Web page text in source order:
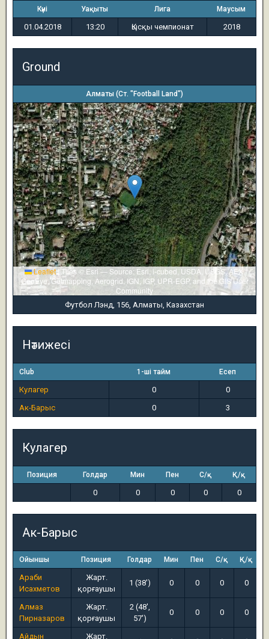
Күні Уақыты Лига Маусым
01.04.2018 13:20 Қысқы чемпионат 2018
Ground
Алматы (Ст. "Football Land")
Leaflet|Tiles © Esri — Source: Esri, i-cubed, USDA, USGS, AEX,
GeoEye, Getmapping, Aerogrid, IGN, IGP, UPR-EGP, and the GIS User
Community
Футбол Лэнд, 156, Алматы, Казахстан
Нәтижесі
Club 1-ші тайм Есеп
Кулагер 0
0
Ак-Барыс
0 3
Кулагер
Позиция Голдар Мин Пен С/қ Қ/қ
0 0 0 0 0
Ак-Барыс
Ойыншы Позиция Голдар Мин Пен С/қ Қ/қ
Араби
Исахметов
Жарт.
қорғаушы
1 (38') 0 0 0 0
Алмаз
Пирназаров
Жарт.
қорғаушы
2 (48',
57')
0 0 0 0
Айдын
Жарт.